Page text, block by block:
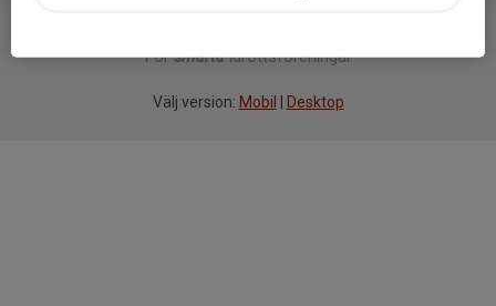
Försmartaidrottsföreningar
Välj version: Mobil Desktop